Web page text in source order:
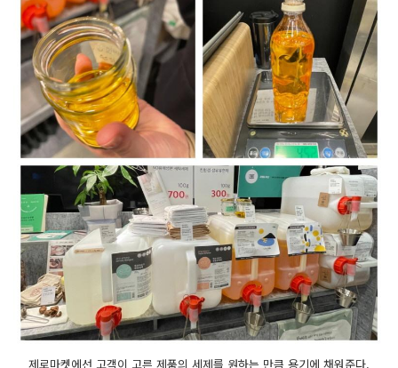
제로마켓에선 고객이 고른 제품의 세제를 원하는 만큼 용기에 채워준다.